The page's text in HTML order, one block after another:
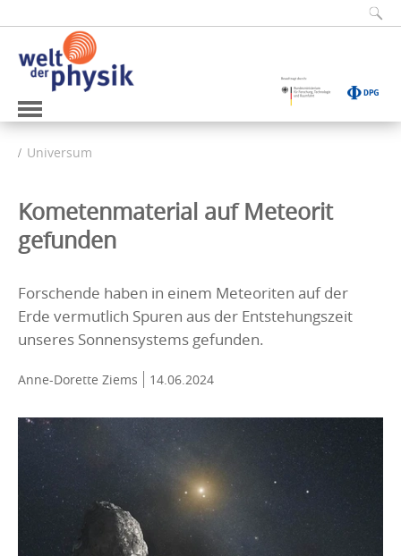
Universum
Kometenmaterial auf Meteorit
gefunden
Forschende haben in einem Meteoriten auf der
Erde vermutlich Spuren aus der Entstehungszeit
unseres Sonnensystems gefunden.
Anne-Dorette Ziems 14.06.2024